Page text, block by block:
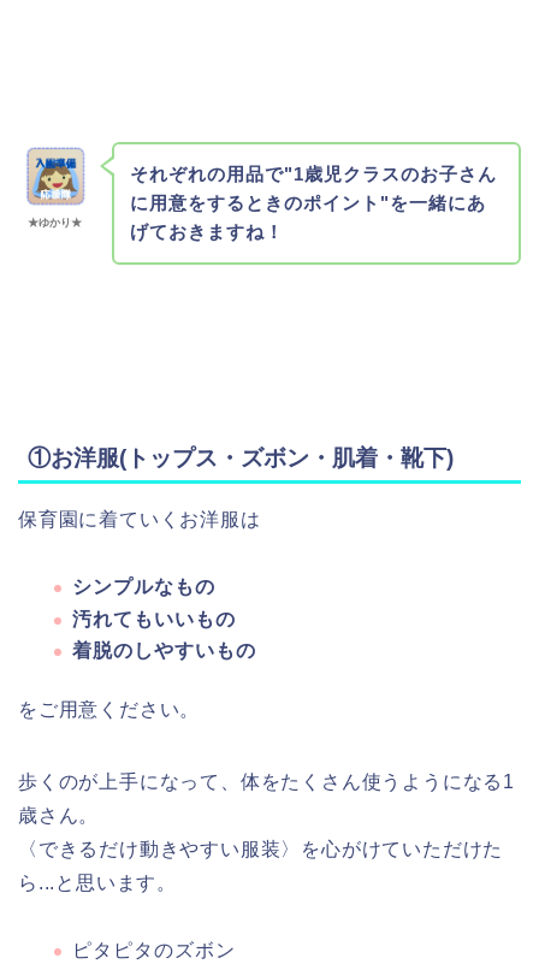
★ゆかり★
それぞれの用品で"1歳児クラスのお子さん
に 用意をするときのポイント"を一緒にあ
げておきますね！
①お洋服(トップス・ズボン・肌着・靴下)
保育園に着ていくお洋服は
シンプルなもの
汚れてもいいもの
着脱のしやすいもの
をご用意ください。
歩くのが上手になって、体をたくさん使うようになる1
歳さん。
〈できるだけ動きやすい服装〉を心がけていただけた
ら...と思います。
ピタピタのズボン